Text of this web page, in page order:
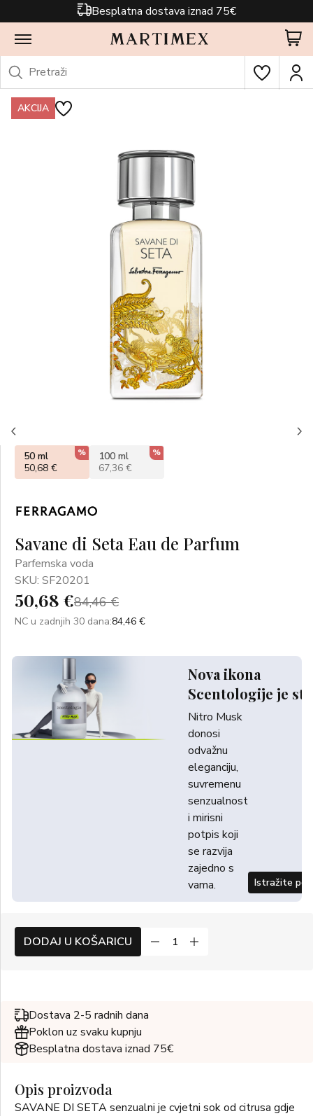
Besplatna dostava iznad 75€
AKCIJA
Savane di Seta Eau de Parfum
Parfemska voda
SKU: SF20201
50,68 €84,46 €
NC u zadnjih 30 dana:84,46 €
Nova ikona
Scentologije je
Nitro Musk
donosi
odvažnu
eleganciju,
suvremenu
senzualnost
i mirisni
potpis koji
se razvija
zajedno s
vama.
Istražite
50 ml
50,68 €
%
100 ml
67,36 €
%
DODAJ U KOŠARICU
Dostava 2-5 radnih dana
Poklon uz svaku kupnju
Besplatna dostava iznad 75€
Opis proizvoda
SAVANE DI SETA senzualni je cvjetni sok od citrusa gdje